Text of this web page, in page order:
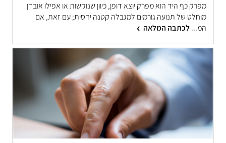
מפרק כף היד הוא מפרק יוצא דופן, כיוון שנוקשות או אפילו אובדן
מוחלט של תנועה גורמים למגבלה קטנה יחסית; עם זאת, אם
המ...לכתבה המלאה